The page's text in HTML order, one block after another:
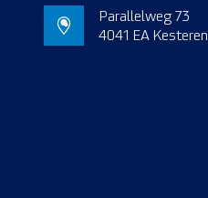
Parallelweg 73
4041 EA Kesteren